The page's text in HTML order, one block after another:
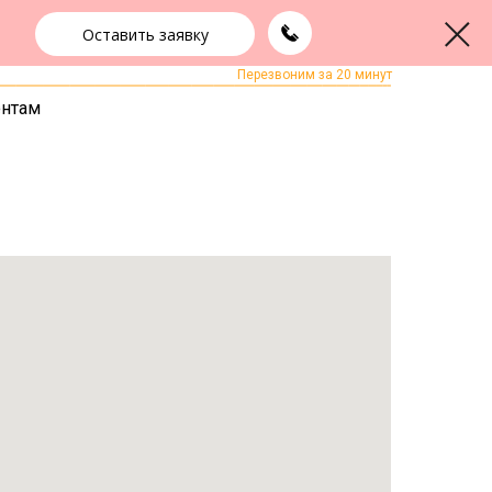
Оставить заявку ЗАКАЗАТЬ ЗВОНОК
Перезвоним за 20 минут
+7 (391) 290-22-15